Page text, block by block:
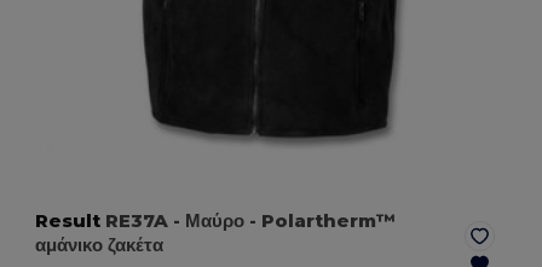
Result RE37A - Μαύρο - Polartherm™
αμάνικο ζακέτα